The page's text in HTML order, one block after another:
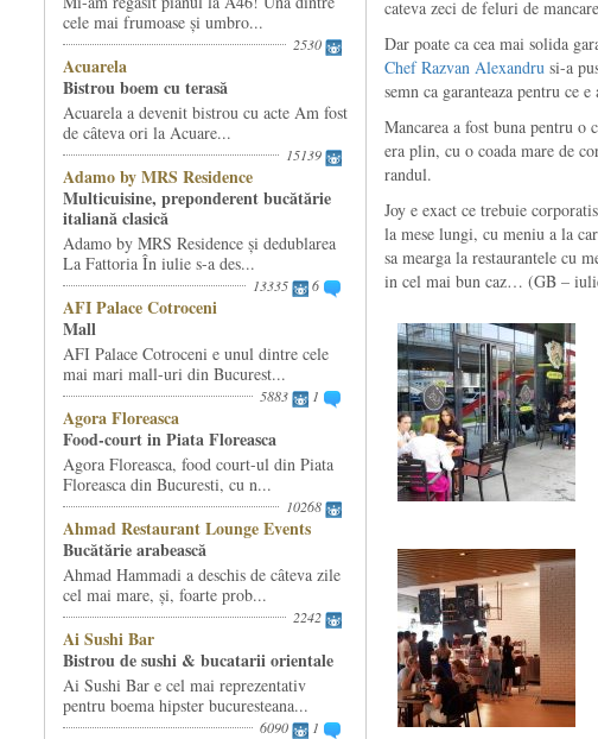
cele mai frumoase și umbro...
2530
Acuarela
Bistrou boem cu terasă
Acuarela a devenit bistrou cu acte Am fost
de câteva ori la Acuare...
15139
Adamo by MRS Residence
Multicuisine, preponderent bucătărie
italiană clasică
Adamo by MRS Residence și dedublarea
La Fattoria În iulie s-a des...
13335 6
AFI Palace Cotroceni
Mall
AFI Palace Cotroceni e unul dintre cele
mai mari mall-uri din Bucurest...
5883 1
Agora Floreasca
Food-court in Piata Floreasca
Agora Floreasca, food court-ul din Piata
Floreasca din Bucuresti, cu n...
10268
Ahmad Restaurant Lounge Events
Bucătărie arabească
Ahmad Hammadi a deschis de câteva zile
cel mai mare, și, foarte prob...
2242
Ai Sushi Bar
Bistrou de sushi & bucatarii orientale
Ai Sushi Bar e cel mai reprezentativ
pentru boema hipster bucuresteana...
6090 1
cateva zeci de feluri de
Dar poate ca cea mai solida
Chef Razvan Alexandrusi-a
semn ca garanteaza pentru ce e
Mancarea a fost buna pentru o
era plin, cu o coada mare de
randul.
Joy e exact ce trebuie
la mese lungi, cu meniu a la
sa mearga la restaurantele cu
in cel mai bun caz… (GB –